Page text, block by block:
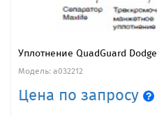
Уплотнение QuadGuard Dodge
Модель: a032212
Цена по запросу